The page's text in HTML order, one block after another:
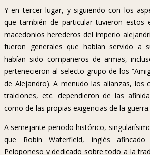
Y en tercer lugar, y siguiendo con los
que también de particular tuvieron estos
macedonios herederos del imperio
fueron generales que habían servido a
habían sido compañeros de armas,
pertenecieron al selecto grupo de los
de Alejandro). A menudo las alianzas, los
traiciones, etc. dependieron de las
como de las propias exigencias de la guerra.
A semejante periodo histórico,
que Robin Waterfield, inglés
Peloponeso y dedicado sobre todo a la